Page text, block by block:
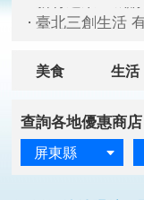
臺北三創生活
美食 生活
查詢各地優惠商店
屏東縣